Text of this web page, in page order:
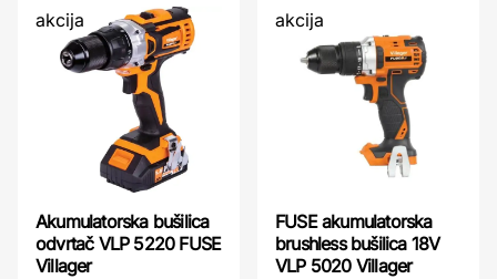
akcija
Akumulatorska bušilica
odvrtač VLP 5220 FUSE
Villager
akcija
FUSE akumulatorska
brushless bušilica 18V
VLP 5020 Villager